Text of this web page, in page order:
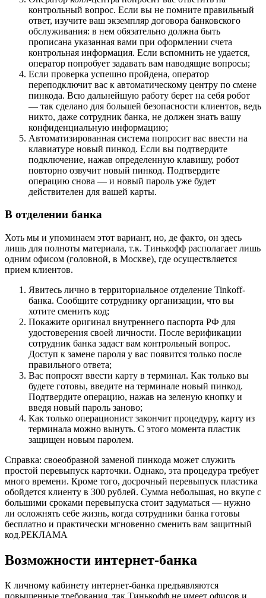
контрольный вопрос. Если вы не помните правильный
ответ, изучите ваш экземпляр договора банковского
обслуживания: в нем обязательно должна быть
прописана указанная вами при оформлении счета
контрольная информация. Если вспомнить не удается,
оператор попробует задавать вам наводящие вопросы;
Если проверка успешно пройдена, оператор
переподключит вас к автоматическому центру по смене
пинкода. Всю дальнейшую работу берет на себя робот
— так сделано для большей безопасности клиентов, ведь
никто, даже сотрудник банка, не должен знать вашу
конфиденциальную информацию;
Автоматизированная система попросит вас ввести на
клавиатуре новый пинкод. Если вы подтвердите
подключение, нажав определенную клавишу, робот
повторно озвучит новый пинкод. Подтвердите
операцию снова — и новый пароль уже будет
действителен для вашей карты.
В отделении банка
Хоть мы и упоминаем этот вариант, но, де факто, он здесь
лишь для полноты материала, т.к. Тинькофф располагает лишь
одним офисом (головной, в Москве), где осуществляется
прием клиентов.
Явитесь лично в территориальное отделение Tinkoff-
банка. Сообщите сотруднику организации, что вы
хотите сменить код;
Покажите оригинал внутреннего паспорта РФ для
удостоверения своей личности. После верификации
сотрудник банка задаст вам контрольный вопрос.
Доступ к замене пароля у вас появится только после
правильного ответа;
Вас попросят ввести карту в терминал. Как только вы
будете готовы, введите на терминале новый пинкод.
Подтвердите операцию, нажав на зеленую кнопку и
введя новый пароль заново;
Как только операционист закончит процедуру, карту из
терминала можно вынуть. С этого момента пластик
защищен новым паролем.
Справка: своеобразной заменой пинкода может служить
простой перевыпуск карточки. Однако, эта процедура требует
много времени. Кроме того, досрочный перевыпуск пластика
обойдется клиенту в 300 рублей. Сумма небольшая, но вкупе с
большими сроками перевыпуска стоит задуматься — нужно
ли осложнять себе жизнь, когда сотрудники банка готовы
бесплатно и практически мгновенно сменить вам защитный
код.РЕКЛАМА
Возможности интернет-банка
К личному кабинету интернет-банка предъявляются
повышенные требования, так Тинькофф не имеет офисов и